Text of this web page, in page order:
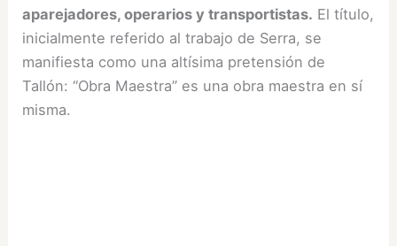
aparejadores, operarios y transportistas. El título,
inicialmente referido al trabajo de Serra, se
manifiesta como una altísima pretensión de
Tallón: “Obra Maestra” es una obra maestra en sí
misma.